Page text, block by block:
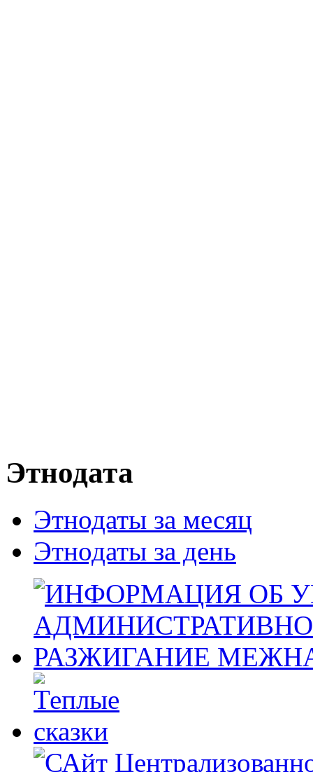
Этнодата
Этнодаты за месяц
Этнодаты за день